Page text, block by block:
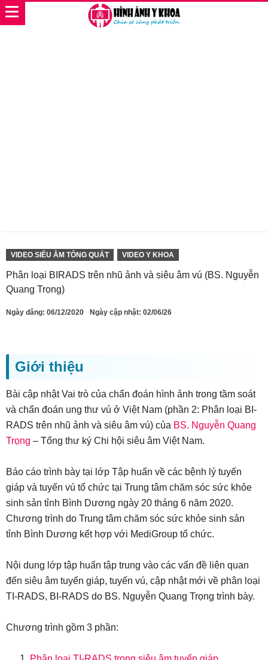
VIDEO SIÊU ÂM TỔNG QUÁT VIDEO Y KHOA
Phân loại BIRADS trên nhũ ảnh và siêu âm vú (BS. Nguyễn
Quang Trọng)
Ngày đăng: 06/12/2020 Ngày cập nhật: 02/06/26
Giới thiệu
Bài cập nhật Vai trò của chẩn đoán hình ảnh trong tầm soát
và chẩn đoán ung thư vú ở Việt Nam (phần 2: Phân loại BI-
RADS trên nhũ ảnh và siêu âm vú) của BS. Nguyễn Quang
Trọng – Tổng thư ký Chi hội siêu âm Việt Nam.
Báo cáo trình bày tại lớp Tập huấn về các bệnh lý tuyến
giáp và tuyến vú tổ chức tại Trung tâm chăm sóc sức khỏe
sinh sản tỉnh Bình Dương ngày 20 tháng 6 năm 2020.
Chương trình do Trung tâm chăm sóc sức khỏe sinh sản
tỉnh Bình Dương kết hợp với MediGroup tổ chức.
Nội dung lớp tập huấn tập trung vào các vấn đề liên quan
đến siêu âm tuyến giáp, tuyến vú, cập nhật mới về phân loại
TI-RADS, BI-RADS do BS. Nguyễn Quang Trọng trình bày.
Chương trình gồm 3 phần: